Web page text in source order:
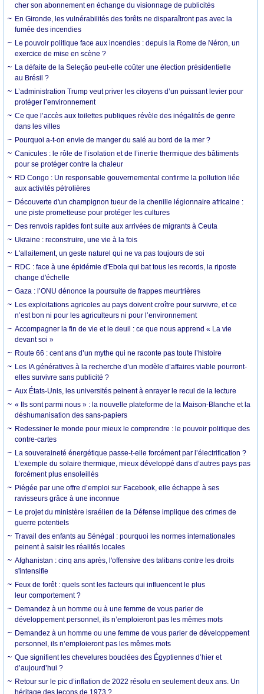
cher son abonnement en échange du visionnage de publicités
En Gironde, les vulnérabilités des forêts ne disparaîtront pas avec la
fumée des incendies
Le pouvoir politique face aux incendies : depuis la Rome de Néron, un
exercice de mise en scène ?
La défaite de la Seleção peut-elle coûter une élection présidentielle
au Brésil ?
L’administration Trump veut priver les citoyens d’un puissant levier pour
protéger l’environnement
Ce que l’accès aux toilettes publiques révèle des inégalités de genre
dans les villes
Pourquoi a-t-on envie de manger du salé au bord de la mer ?
Canicules : le rôle de l’isolation et de l’inertie thermique des bâtiments
pour se protéger contre la chaleur
RD Congo : Un responsable gouvernemental confirme la pollution liée
aux activités pétrolières
Découverte d'un champignon tueur de la chenille légionnaire africaine :
une piste prometteuse pour protéger les cultures
Des renvois rapides font suite aux arrivées de migrants à Ceuta
Ukraine : reconstruire, une vie à la fois
L'allaitement, un geste naturel qui ne va pas toujours de soi
RDC : face à une épidémie d'Ebola qui bat tous les records, la riposte
change d'échelle
Gaza : l’ONU dénonce la poursuite de frappes meurtrières
Les exploitations agricoles au pays doivent croître pour survivre, et ce
n’est bon ni pour les agriculteurs ni pour l’environnement
Accompagner la fin de vie et le deuil : ce que nous apprend « La vie
devant soi »
Route 66 : cent ans d’un mythe qui ne raconte pas toute l’histoire
Les IA génératives à la recherche d’un modèle d’affaires viable pourront-
elles survivre sans publicité ?
Aux États-Unis, les universités peinent à enrayer le recul de la lecture
« Ils sont parmi nous » : la nouvelle plateforme de la Maison-Blanche et la
déshumanisation des sans-papiers
Redessiner le monde pour mieux le comprendre : le pouvoir politique des
contre-cartes
La souveraineté énergétique passe-t-elle forcément par l’électrification ?
L’exemple du solaire thermique, mieux développé dans d’autres pays pas
forcément plus ensoleillés
Piégée par une offre d’emploi sur Facebook, elle échappe à ses
ravisseurs grâce à une inconnue
Le projet du ministère israélien de la Défense implique des crimes de
guerre potentiels
Travail des enfants au Sénégal : pourquoi les normes internationales
peinent à saisir les réalités locales
Afghanistan : cinq ans après, l'offensive des talibans contre les droits
s'intensifie
Feux de forêt : quels sont les facteurs qui influencent le plus
leur comportement ?
Demandez à un homme ou à une femme de vous parler de
développement personnel, ils n’emploieront pas les mêmes mots
Demandez à un homme ou une femme de vous parler de développement
personnel, ils n’emploieront pas les mêmes mots
Que signifient les chevelures bouclées des Égyptiennes d’hier et
d’aujourd’hui ?
Retour sur le pic d’inflation de 2022 résolu en seulement deux ans. Un
héritage des leçons de 1973 ?